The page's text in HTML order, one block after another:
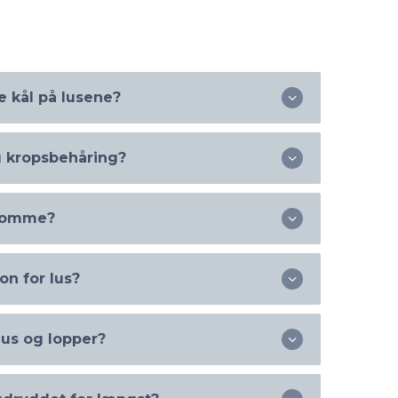
kål på lusene?
kroppen selv temperaturen ved
bliver faretruende høj.
nærhed af hovedbunden. Har
er der sandsynligvis tale om fladlus.
på, at hovedlus har overført
en anden.
for lus?
faktisk – året rundt, men der er en tendens
op lige efter skoleferier. Det er
og lopper?